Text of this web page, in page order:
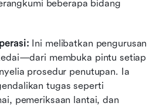
beberapa bidang
Ini melibatkan pengurusan
membuka pintu setiap
prosedur penutupan. Ia
tugas seperti
pemeriksaan lantai, dan